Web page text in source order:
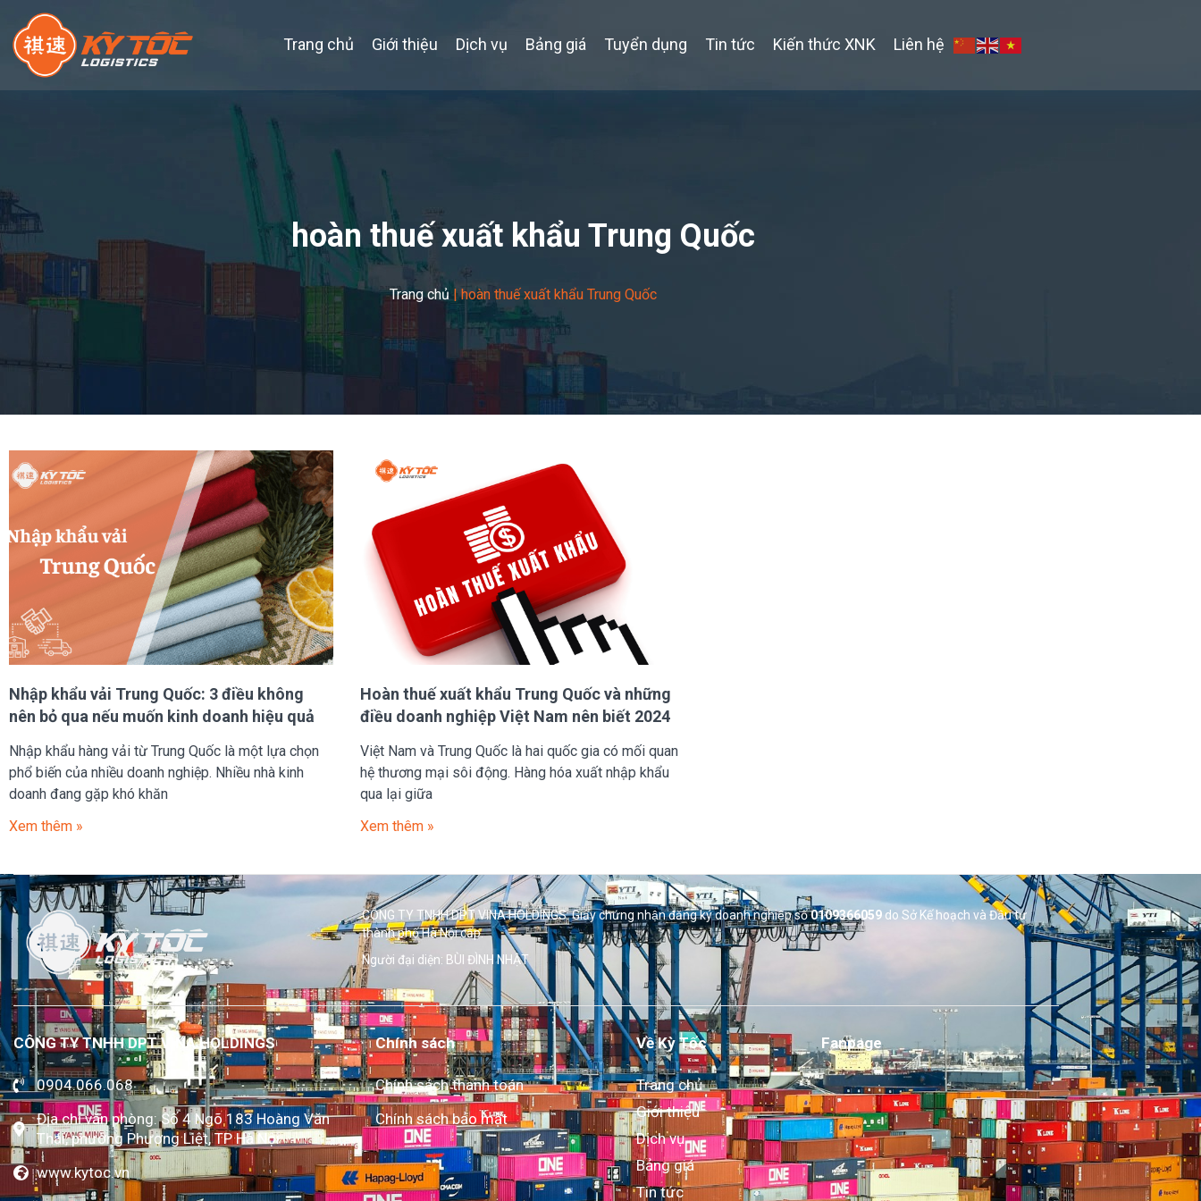
Trang chủ Giới thiệu Dịch vụ Bảng giá Tuyển dụng Tin tức Kiến thức XNK Liên hệ
hoàn thuế xuất khẩu Trung Quốc
Trang chủ|hoàn thuế xuất khẩu Trung Quốc
Nhập khẩu vải Trung Quốc: 3 điều không
nên bỏ qua nếu muốn kinh doanh hiệu quả
Nhập khẩu hàng vải từ Trung Quốc là một lựa chọn
phổ biến của nhiều doanh nghiệp. Nhiều nhà kinh
doanh đang gặp khó khăn
Xem thêm »
Hoàn thuế xuất khẩu Trung Quốc và những
điều doanh nghiệp Việt Nam nên biết 2024
Việt Nam và Trung Quốc là hai quốc gia có mối quan
hệ thương mại sôi động. Hàng hóa xuất nhập khẩu
qua lại giữa
Xem thêm »
CÔNG TY TNHH DPT VINA HOLDINGS. Giấy chứng nhận đăng ký doanh nghiệp số0109366059do Sở Kế hoạch và Đầu tư
thành phố Hà Nội cấp.
Người đại diện: BÙI ĐÌNH NHẬT
CÔNG TY TNHH DPT VINA HOLDINGS
0904.066.068
Địa chỉ văn phòng: Số 4 Ngõ 183 Hoàng Văn
Thái, phường Phương Liệt, TP Hà Nội
www.kytoc.vn
Chính sách
Chính sách thanh toán
Chính sách bảo mật
Về Kỳ Tốc
Trang chủ
Giới thiệu
Dịch vụ
Bảng giá
Tin tức
Fanpage